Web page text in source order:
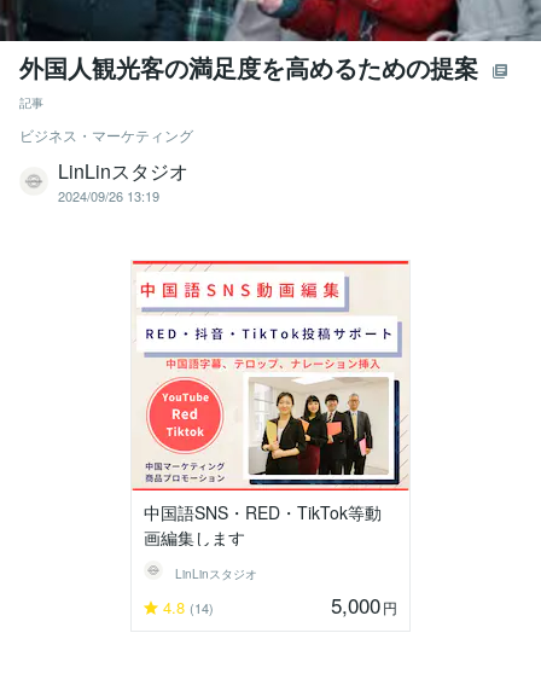
外国人観光客の満足度を高めるための提案
記事
ビジネス・マーケティング
LinLinスタジオ
2024/09/26 13:19
中国語SNS・RED・TikTok等動
画編集します
LinLinスタジオ
4.8 (14) 5,000円